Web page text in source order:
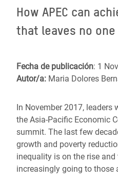
ayuda
a
navegación
How APEC can
that leaves no one
Fecha de publicación: 1
Autor/a: Maria Dolores
In November 2017,
the Asia-Pacific Economic
summit. The last few
growth and poverty
inequality is on the rise
increasingly going to those